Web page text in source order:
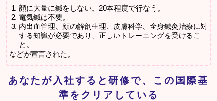
顔に大量に鍼をしない。20本程度で行なう。
電気鍼は不要。
内出血管理、顔の解剖生理、皮膚科学、全身鍼灸治療に対
する知識が必要であり、正しいトレーニングを受けるこ
と。
などが宣言された。
あなたが入社すると研修で、この国際基
準をクリアしている